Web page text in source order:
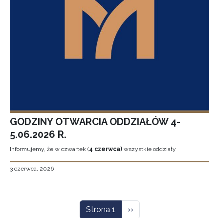
GODZINY OTWARCIA ODDZIAŁÓW 4-
5.06.2026 R.
Informujemy, że w czwartek (4 czerwca) wszystkie oddziały
3 czerwca, 2026
Strona 1 Następna strona
››